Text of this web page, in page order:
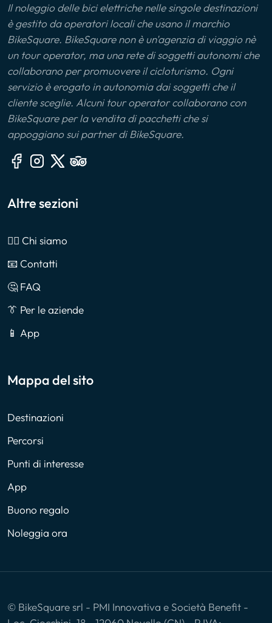
Il noleggio delle bici elettriche nelle singole destinazioni
è gestito da operatori locali che usano il marchio
BikeSquare. BikeSquare non è un'agenzia di viaggio nè
un tour operator, ma una rete di soggetti autonomi che
collaborano per promuovere il cicloturismo. Ogni
servizio è erogato in autonomia dai soggetti che il
cliente sceglie. Alcuni tour operator collaborano con
BikeSquare per la vendita di pacchetti che si
appoggiano sui partner di BikeSquare.
Altre sezioni
🙎‍♂️ Chi siamo
📧 Contatti
🤔 FAQ
👔 Per le aziende
📱 App
Mappa del sito
Destinazioni
Percorsi
Punti di interesse
App
Buono regalo
Noleggia ora
© BikeSquare srl - PMI Innovativa e Società Benefit -